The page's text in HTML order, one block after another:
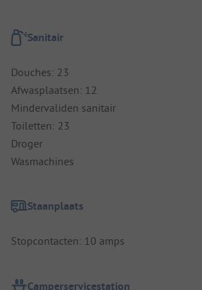
Sanitair
Douches: 23
Afwasplaatsen: 12
Mindervaliden sanitair
Toiletten: 23
Droger
Wasmachines
Staanplaats
Stopcontacten: 10 amps
Camperservicestation